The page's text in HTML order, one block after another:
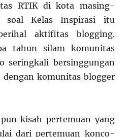
RTIK di kota masing-
soal Kelas Inspirasi itu
aktifitas blogging.
tahun silam komunitas
seringkali bersinggungan
komunitas blogger
kisah pertemuan yang
dari pertemuan konco-